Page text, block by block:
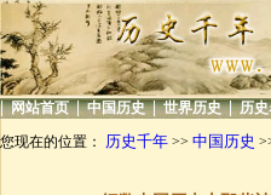
| 网站首页 | 中国历史 | 世界历史 | 历
您现在的位置： 历史千年 >> 中国历史